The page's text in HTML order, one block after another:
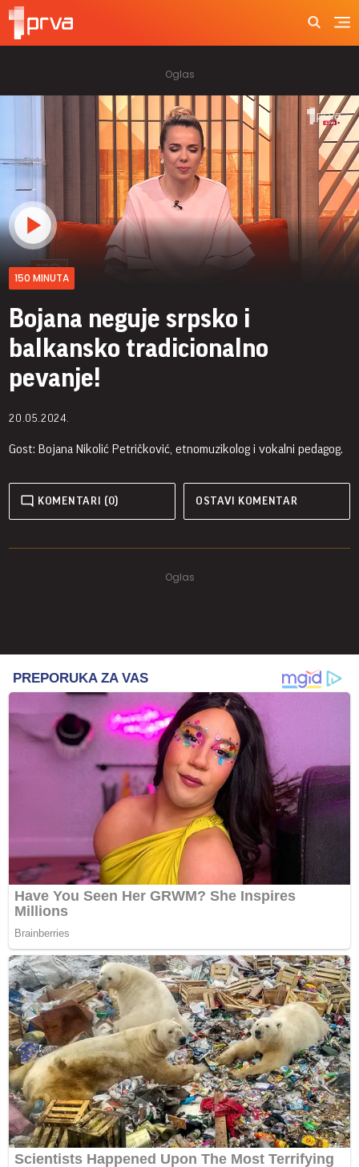
150 MINUTA
Bojana neguje srpsko i
balkansko tradicionalno
pevanje!
20.05.2024.
Gost: Bojana Nikolić Petričković, etnomuzikolog i vokalni pedagog.
KOMENTARI (0) OSTAVI KOMENTAR